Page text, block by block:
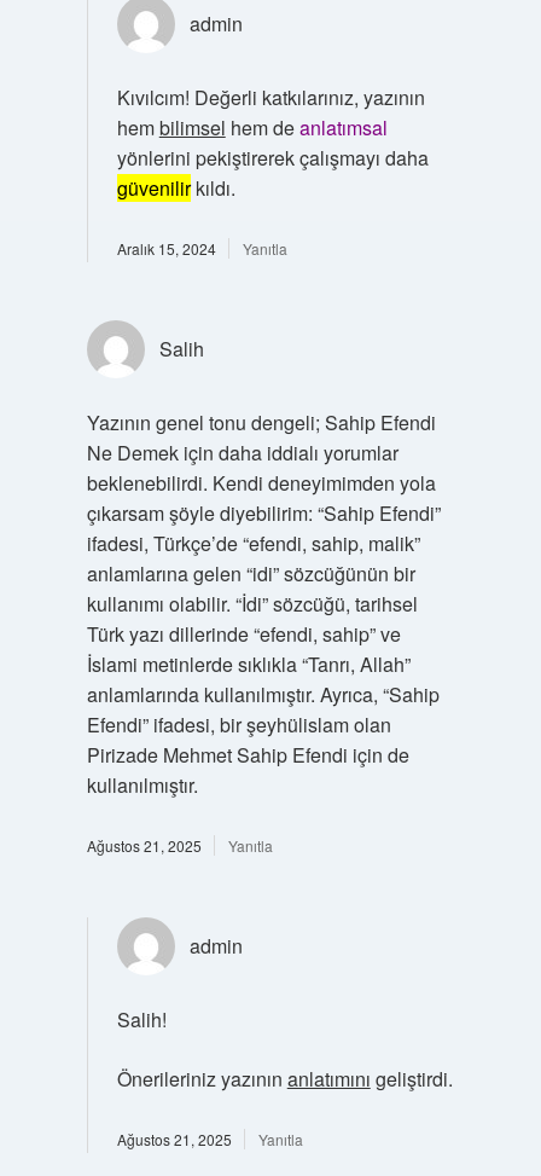
admin
Kıvılcım! Değerli katkılarınız, yazının
hembilimsel hem deanlatımsal
yönlerini pekiştirerek çalışmayı daha
güvenilirkıldı.
Aralık 15, 2024 Yanıtla
Salih
Yazının genel tonu dengeli; Sahip Efendi
Ne Demek için daha iddialı yorumlar
beklenebilirdi. Kendi deneyimimden yola
çıkarsam şöyle diyebilirim: “Sahip Efendi”
ifadesi, Türkçe’de “efendi, sahip, malik”
anlamlarına gelen “idi” sözcüğünün bir
kullanımı olabilir. “İdi” sözcüğü, tarihsel
Türk yazı dillerinde “efendi, sahip” ve
İslami metinlerde sıklıkla “Tanrı, Allah”
anlamlarında kullanılmıştır. Ayrıca, “Sahip
Efendi” ifadesi, bir şeyhülislam olan
Pirizade Mehmet Sahip Efendi için de
kullanılmıştır.
Ağustos 21, 2025 Yanıtla
admin
Salih!
Önerileriniz yazının anlatımını geliştirdi.
Ağustos 21, 2025 Yanıtla